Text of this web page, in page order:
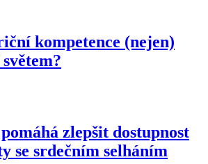
kompetence (nejen)
zlepšit dostupnost
se srdečním selháním